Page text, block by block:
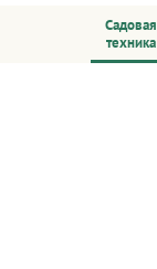
Садовая
техника